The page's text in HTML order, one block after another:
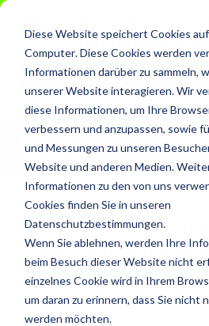
Diese Website speichert Cookies
Computer. Diese Cookies werden
Informationen darüber zu sammeln,
unserer Website interagieren. Wir
diese Informationen, um Ihre
verbessern und anzupassen, sowie
und Messungen zu unseren
Website und anderen Medien.
Informationen zu den von uns
Cookies finden Sie in unseren
Datenschutzbestimmungen.
Wenn Sie ablehnen, werden Ihre
beim Besuch dieser Website nicht
einzelnes Cookie wird in Ihrem
um daran zu erinnern, dass Sie nicht
werden möchten.
übernimmt
Zur
DE
News
30.07.2026 Social Media
OCC inside: Aus der
die Praxis
Entwickler bedeutet? In
Sie, was das OCC für ihn so
was es braucht, damit man